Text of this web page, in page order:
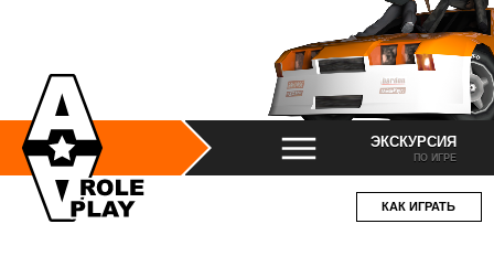
ЭКСКУРСИЯ
ПО ИГРЕ
КАК ИГРАТЬ